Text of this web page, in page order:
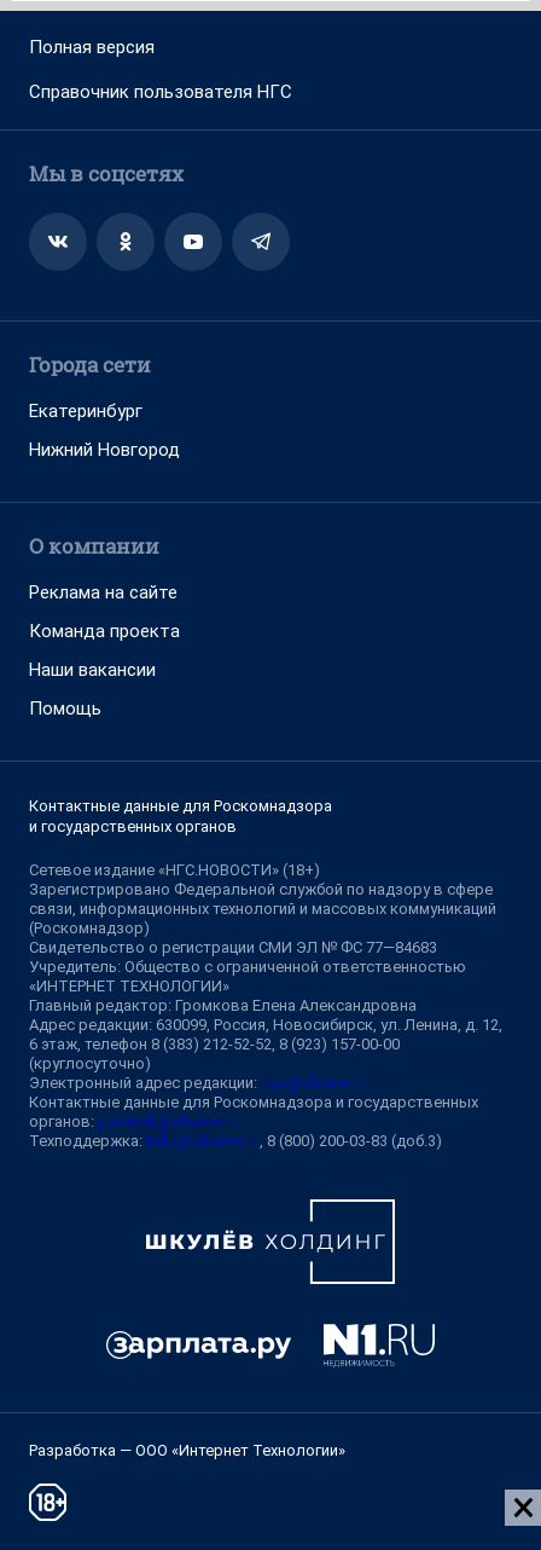
Полная версия
Справочник пользователя НГС
Мы в соцсетях
Города сети
Екатеринбург
Нижний Новгород
О компании
Реклама на сайте
Команда проекта
Наши вакансии
Помощь
Контактные данные для Роскомнадзора
и государственных органов
Сетевое издание «НГС.НОВОСТИ» (18+)
Зарегистрировано Федеральной службой по надзору в сфере
связи, информационных технологий и массовых коммуникаций
(Роскомнадзор)
Свидетельство о регистрации СМИ ЭЛ № ФС 77—84683
Учредитель: Общество с ограниченной ответственностью
«ИНТЕРНЕТ ТЕХНОЛОГИИ»
Главный редактор: Громкова Елена Александровна
Адрес редакции: 630099, Россия, Новосибирск, ул. Ленина, д. 12,
6 этаж, телефон 8 (383) 212-52-52, 8 (923) 157-00-00
(круглосуточно)
Электронный адрес редакции: ngs@shkulev.ru
Контактные данные для Роскомнадзора и государственных
органов: juristnsk@shkulev.ru
Техподдержка: help@shkulev.ru , 8 (800) 200-03-83 (доб.3)
Разработка — ООО «Интернет Технологии»